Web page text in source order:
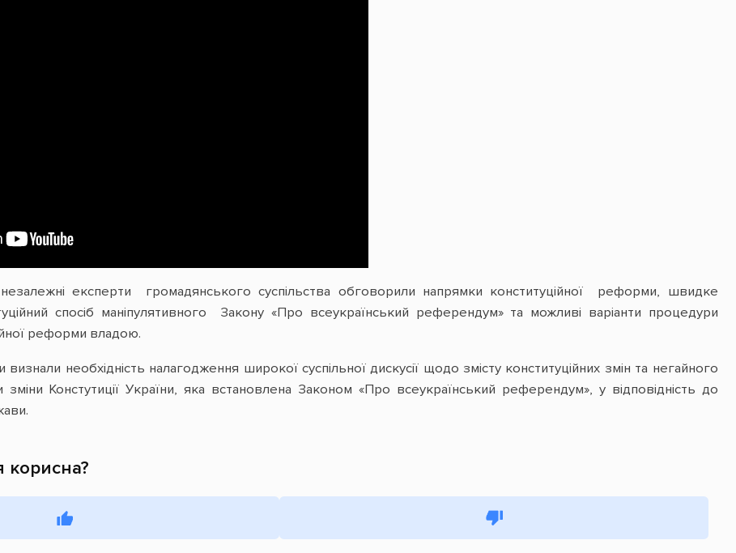
експерти громадянського суспільства обговорили напрямки конституційної реформи, швидке
спосіб маніпулятивного Закону «Про всеукраїнський референдум» та можливі варіанти процедури
реформи владою.
необхідність налагодження широкої суспільної дискусії щодо змісту конституційних змін та негайного
Констутиції України, яка встановлена Законом «Про всеукраїнський референдум», у відповідність до
корисна?